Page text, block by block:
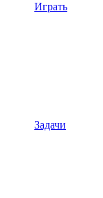
Играть
Задачи